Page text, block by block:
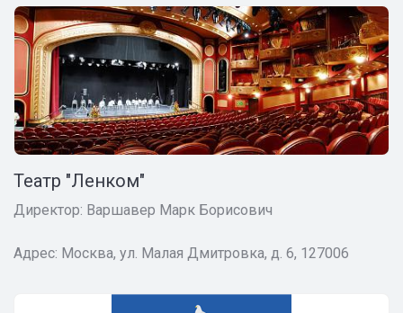
Театр "Ленком"
Директор: Варшавер Марк Борисович
Адрес: Москва, ул. Малая Дмитровка, д. 6, 127006